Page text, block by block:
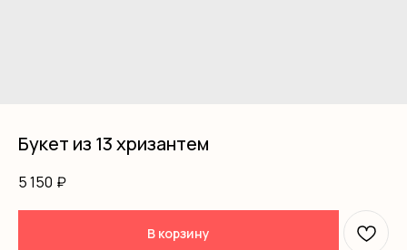
Букет из 13 хризантем
5 150 ₽
В корзину